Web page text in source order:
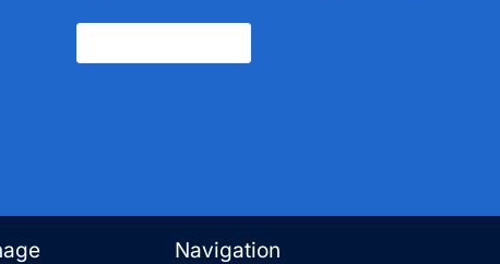
Navigation